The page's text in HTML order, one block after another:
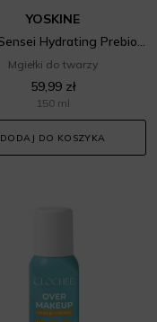
YOSKINE
Youth Sensei Hydrating Prebiotic Mist
Mgiełki do twarzy
59,99 zł
150 ml
DODAJ DO KOSZYKA